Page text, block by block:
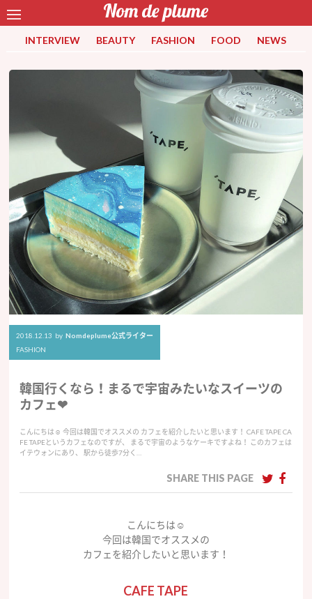
INTERVIEW BEAUTY FASHION FOOD NEWS
2018.12.13 by Nomdeplume公式ライター
FASHION
韓国行くなら！まるで宇宙みたいなスイーツの
カフェ❤︎
こんにちは☺︎ 今回は韓国でオススメの カフェを紹介したいと思います！ CAFE TAPE CA
FE TAPEというカフェなのですが、 まるで宇宙のようなケーキですよね！ このカフェは
イテウォンにあり、 駅から徒歩7分く…
SHARE THIS PAGE
こんにちは☺︎
今回は韓国でオススメの
カフェを紹介したいと思います！
CAFE TAPE